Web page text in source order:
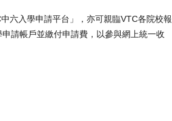
六入學申請平台」，亦可親臨VTC各院校報
請帳戶並繳付申請費，以參與網上統一收